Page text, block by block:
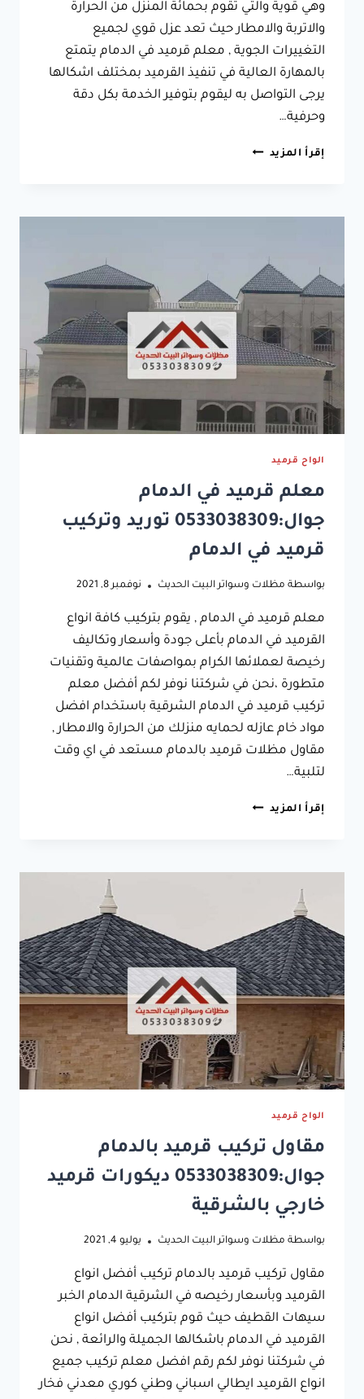
وهي قوية والتي تقوم بحمائة المنزل من الحرارة
والاتربة والامطار حيث تعد عزل قوي لجميع
التغييرات الجوية , معلم قرميد في الدمام يتمتع
بالمهارة العالية في تنفيذ القرميد بمختلف اشكالها
يرجى التواصل به ليقوم بتوفير الخدمة بكل دقة
وحرفية…
إقرأ المزيد محل
جوال:0533038309
في
الدمام
مظلات
الدمام
الواح قرميد
معلم قرميد في الدمام
جوال:0533038309 توريد وتركيب
قرميد في الدمام
بواسطة مظلات وسواتر البيت الحديث نوفمبر 8, 2021
معلم قرميد في الدمام , يقوم بتركيب كافة انواع
القرميد في الدمام بأعلى جودة وأسعار وتكاليف
رخيصة لعملائها الكرام بمواصفات عالمية وتقنيات
متطورة ،نحن في شركتنا نوفر لكم أفضل معلم
تركيب قرميد في الدمام الشرقية باستخدام افضل
مواد خام عازله لحمايه منزلك من الحرارة والامطار ,
مقاول مظلات قرميد بالدمام مستعد في اي وقت
لتلبية…
إقرأ المزيد معلم
جوال:0533038309
قرميد
في
الدمام
الواح قرميد
مقاول تركيب قرميد بالدمام
جوال:0533038309 ديكورات قرميد
خارجي بالشرقية
بواسطة مظلات وسواتر البيت الحديث يوليو 4, 2021
مقاول تركيب قرميد بالدمام تركيب أفضل انواع
القرميد وبأسعار رخيصه في الشرقية الدمام الخبر
سيهات القطيف حيث قوم بتركيب أفضل انواع
القرميد في الدمام باشكالها الجميلة والرائعة , نحن
في شركتنا نوفر لكم رقم افضل معلم تركيب جميع
انواع القرميد ايطالي اسباني وطني كوري معدني فخار